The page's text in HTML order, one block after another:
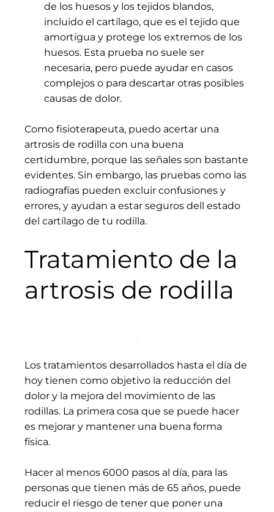
de los huesos y los tejidos blandos,
incluido el cartílago, que es el tejido que
amortigua y protege los extremos de los
huesos. Esta prueba no suele ser
necesaria, pero puede ayudar en casos
complejos o para descartar otras posibles
causas de dolor.
Como fisioterapeuta, puedo acertar una
artrosis de rodilla con una buena
certidumbre, porque las señales son bastante
evidentes. Sin embargo, las pruebas como las
radiografías pueden excluir confusiones y
errores, y ayudan a estar seguros dell estado
del cartílago de tu rodilla.
Tratamiento de la
artrosis de rodilla
Los tratamientos desarrollados hasta el día de
hoy tienen como objetivo la reducción del
dolor y la mejora del movimiento de las
rodillas. La primera cosa que se puede hacer
es mejorar y mantener una buena forma
física.
Hacer al menos 6000 pasos al día, para las
personas que tienen más de 65 años, puede
reducir el riesgo de tener que poner una